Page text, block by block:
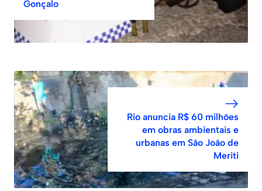
Gonçalo
Rio anuncia R$ 60 milhões
em obras ambientais e
urbanas em São João de
Meriti